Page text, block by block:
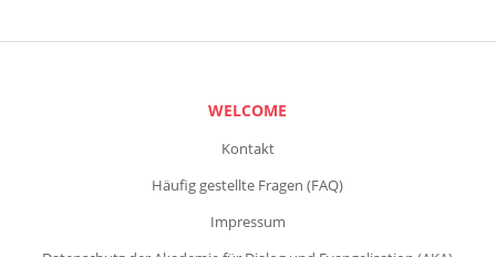
WELCOME
Kontakt
Häufig gestellte Fragen (FAQ)
Impressum